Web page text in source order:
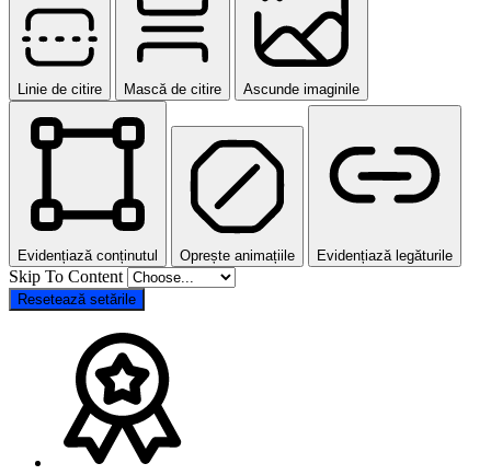
Linie de citire Mască de citire Ascunde imaginile
Evidențiază conținutul Oprește animațiile Evidențiază legăturile
Skip To Content
Resetează setările